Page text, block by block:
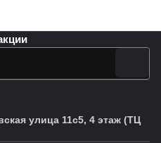
улица 11с5, 4 этаж (ТЦ